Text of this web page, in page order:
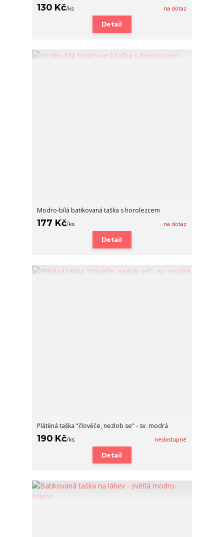
130 Kč/ks na dotaz
Detail
Modro-bílá batikovaná taška s horolezcem
177 Kč/ks na dotaz
Detail
Plátěná taška "člověče, nezlob se" - sv. modrá
190 Kč/ks nedostupné
Detail